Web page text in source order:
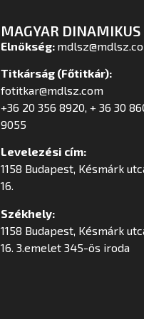
MAGYAR DINAMIKUS
Elnökség:
Titkárság (Főtitkár):
fotitkar@mdlsz.com
+36 20 356 8920, + 36 30
9055
Levelezési cím:
1158 Budapest, Késmárk
16.
Székhely:
1158 Budapest, Késmárk
16. 3.emelet 345-ös iroda